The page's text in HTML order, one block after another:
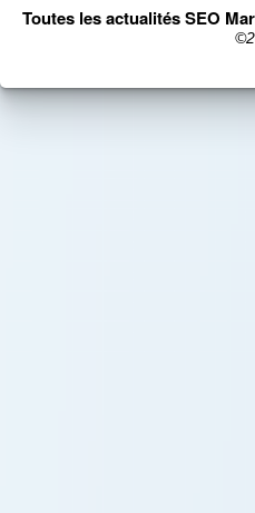
Toutes les actualités SEO